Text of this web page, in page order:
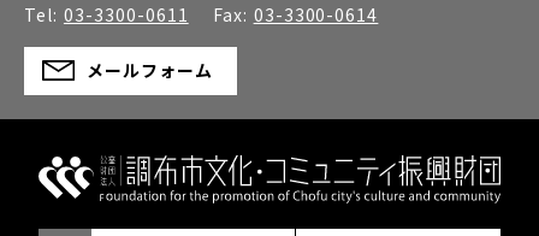
Tel: 03-3300-0611 Fax: 03-3300-0614
メールフォーム